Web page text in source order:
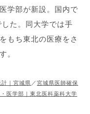
学部が新設。国内で
た。同大学では手
もち東北の医療をさ
。
｜宮城県 ／ 宮城県医師確保
医学部｜東北医科薬科大学